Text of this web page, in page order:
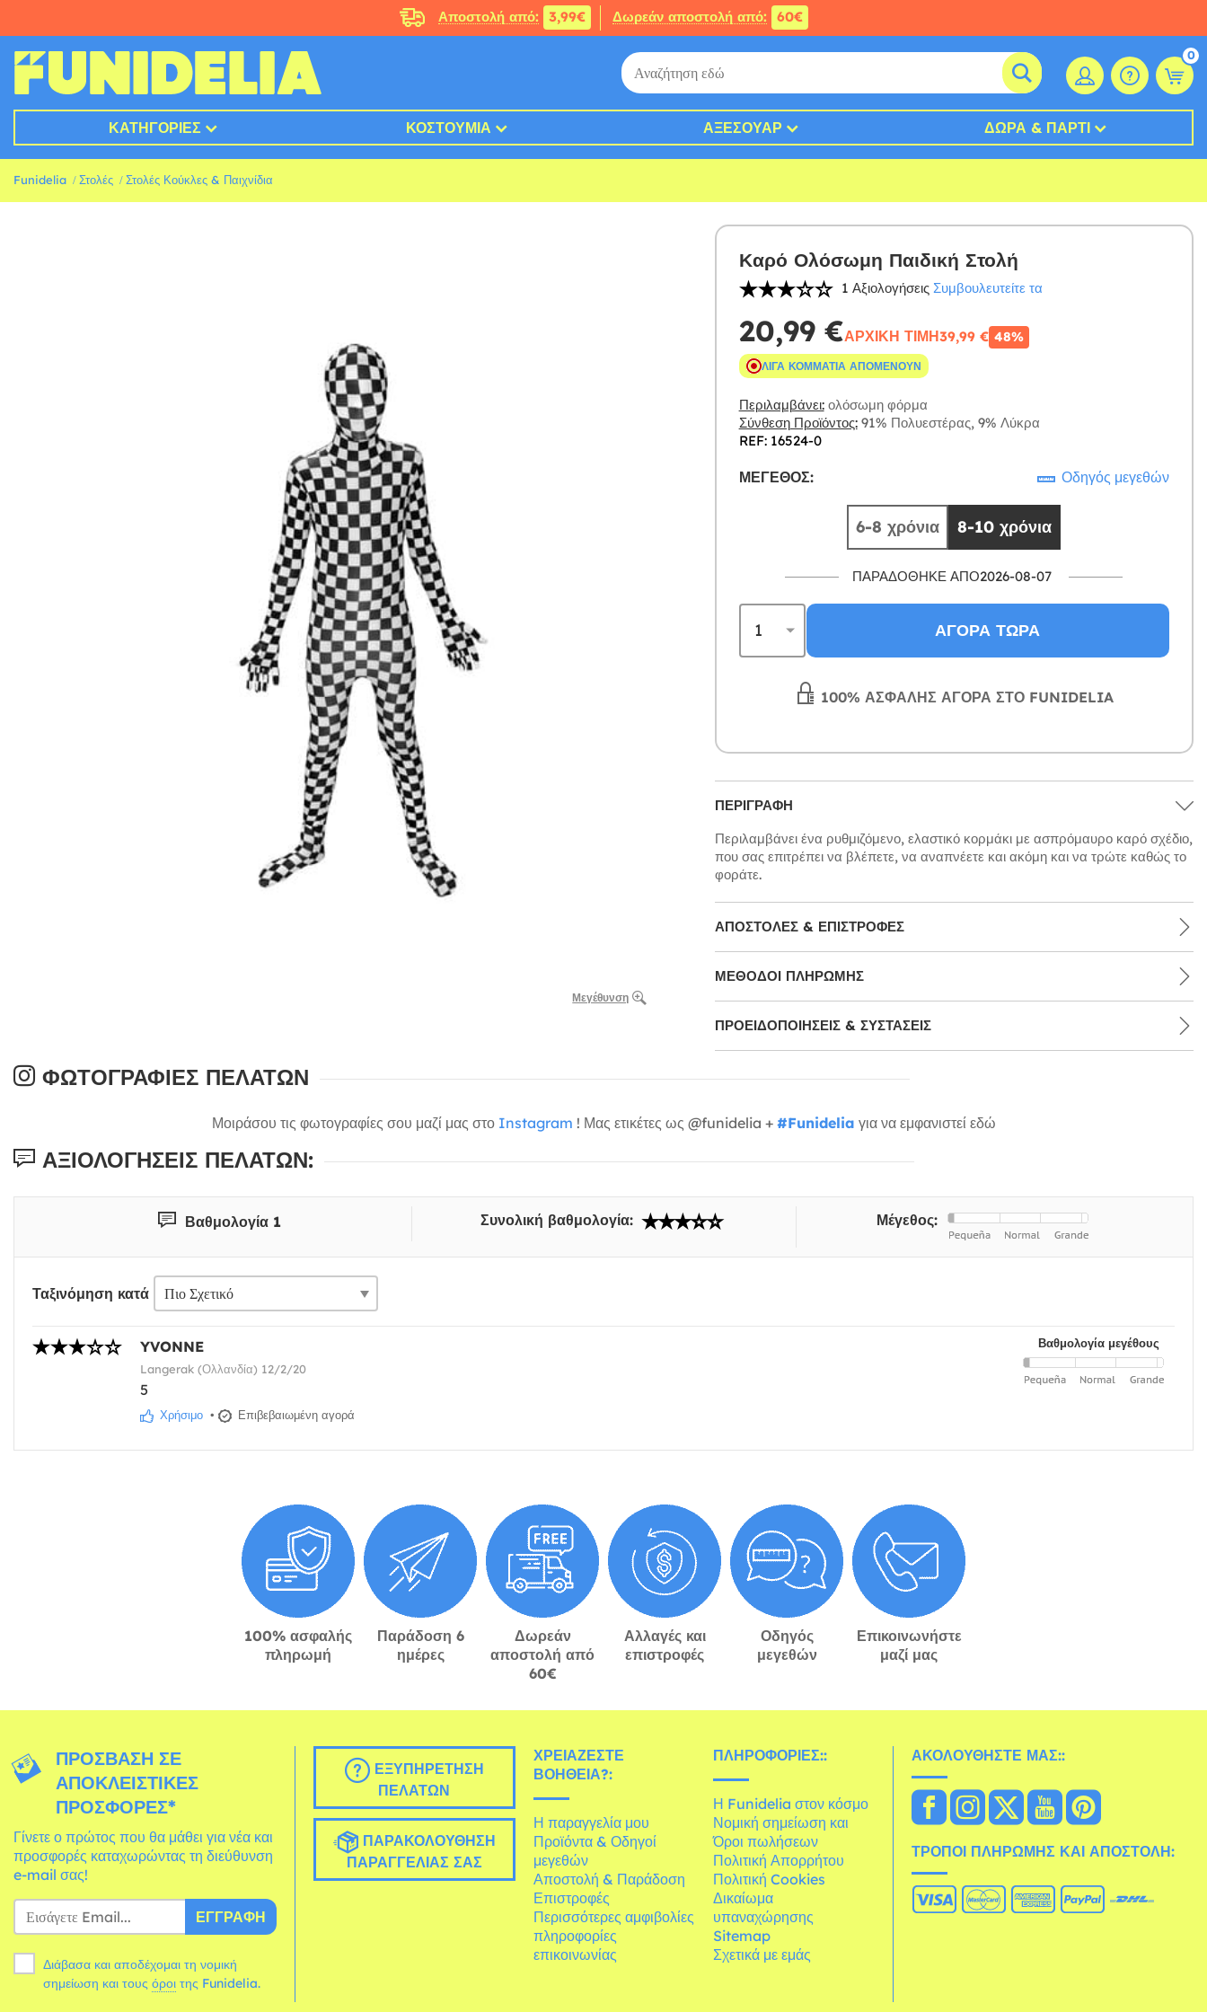
Αποστολή από: 3,99€ Δωρεάν αποστολή από: 60€
0
ΚΑΤΗΓΟΡΊΕΣ ΚΟΣΤΟΎΜΙΑ ΑΞΕΣΟΥΆΡ ΔΏΡΑ & ΠΆΡΤΙ
Funidelia Στολές Στολές Κούκλες & Παιχνίδια
Μεγέθυνση
Καρό Ολόσωμη Παιδική Στολή
1 Αξιολογήσεις Συμβουλευτείτε τα
20,99 €ΑΡΧΙΚΉ ΤΙΜΉ39,99 € 48%
ΛΊΓΑ ΚΟΜΜΆΤΙΑ ΑΠΟΜΈΝΟΥΝ
Περιλαμβάνει:ολόσωμη φόρμα
Σύνθεση Προϊόντος:91% Πολυεστέρας, 9% Λύκρα
REF: 16524-0
ΜΈΓΕΘΟΣ: Οδηγός μεγεθών
6-8 χρόνια 8-10 χρόνια
ΠΑΡΑΔΌΘΗΚΕ ΑΠΌ2026-08-07
ΑΓΟΡΆ ΤΏΡΑ
100% ΑΣΦΑΛΉΣ ΑΓΟΡΆ ΣΤΟ FUNIDELIA
ΠΕΡΙΓΡΑΦΉ
Περιλαμβάνει ένα ρυθμιζόμενο, ελαστικό κορμάκι με ασπρόμαυρο καρό σχέδιο,
που σας επιτρέπει να βλέπετε, να αναπνέετε και ακόμη και να τρώτε καθώς το
φοράτε.
ΑΠΟΣΤΟΛΈΣ & ΕΠΙΣΤΡΟΦΈΣ
ΜΕΘΌΔΟΙ ΠΛΗΡΩΜΉΣ
ΠΡΟΕΙΔΟΠΟΙΉΣΕΙΣ & ΣΥΣΤΆΣΕΙΣ
ΦΩΤΟΓΡΑΦΊΕΣ ΠΕΛΑΤΏΝ
Μοιράσου τις φωτογραφίες σου μαζί μας στο Instagram ! Μας ετικέτες ως @funidelia + #Funidelia για να εμφανιστεί εδώ
ΑΞΙΟΛΟΓΉΣΕΙΣ ΠΕΛΑΤΏΝ:
Βαθμολογία 1 Συνολική βαθμολογία: Μέγεθος:
Ταξινόμηση κατά
Βαθμολογία μεγέθους
YVONNE
Langerak (Ολλανδία) 12/2/20
5
Χρήσιμο • Επιβεβαιωμένη αγορά
100% ασφαλής
πληρωμή
Παράδοση 6
ημέρες
Δωρεάν
αποστολή από
60€
Αλλαγές και
επιστροφές
Οδηγός
μεγεθών
Επικοινωνήστε
μαζί μας
ΠΡΌΣΒΑΣΗ ΣΕ
ΑΠΟΚΛΕΙΣΤΙΚΈΣ
ΠΡΟΣΦΟΡΈΣ*
Γίνετε ο πρώτος που θα μάθει για νέα και
προσφορές καταχωρώντας τη διεύθυνση
e-mail σας!
ΕΓΓΡΑΦΉ
Διάβασα και αποδέχομαι τη νομική
σημείωση και τους όροι της Funidelia.
ΕΞΥΠΗΡΈΤΗΣΗ
ΠΕΛΑΤΏΝ
ΠΑΡΑΚΟΛΟΎΘΗΣΗ
ΠΑΡΑΓΓΕΛΊΑΣ ΣΑΣ
ΧΡΕΙΆΖΕΣΤΕ
ΒΟΉΘΕΙΑ?:
Η παραγγελία μου
Προϊόντα & Οδηγοί
μεγεθών
Αποστολή & Παράδοση
Επιστροφές
Περισσότερες αμφιβολίες
πληροφορίες
επικοινωνίας
ΠΛΗΡΟΦΟΡΊΕΣ::
Η Funidelia στον κόσμο
Νομική σημείωση και
Όροι πωλήσεων
Πολιτική Απορρήτου
Πολιτική Cookies
Δικαίωμα
υπαναχώρησης
Sitemap
Σχετικά με εμάς
ΑΚΟΛΟΥΘΉΣΤΕ ΜΑΣ::
ΤΡΌΠΟΙ ΠΛΗΡΩΜΉΣ ΚΑΙ ΑΠΟΣΤΟΛΉ: